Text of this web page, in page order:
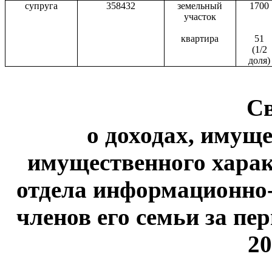
супруга
358432
земельный
участок
квартира
1700
51
(1/2
доля)
о доходах,
имущественного
отдела
членов его семьи за